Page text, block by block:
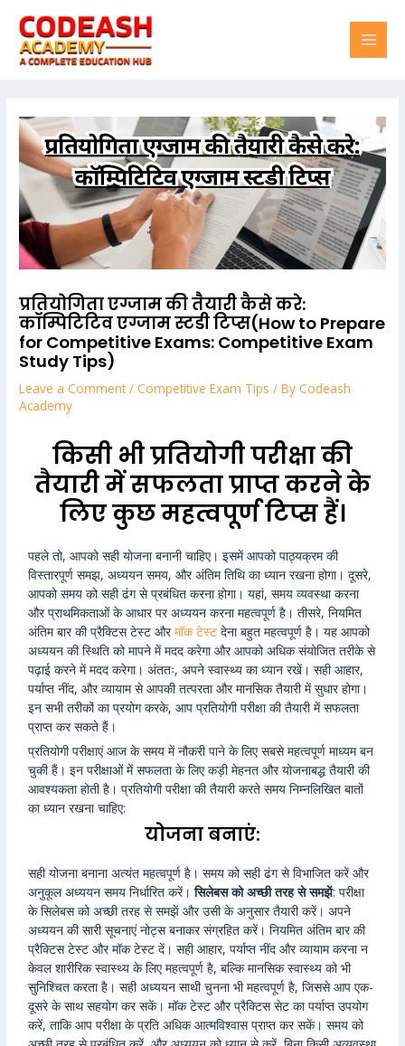
content
प्रतियोगिता एग्जाम की तैयारी कैसे करे:
कॉम्पिटिटिव एग्जाम स्टडी टिप्स(How to Prepare
for Competitive Exams: Competitive Exam
Study Tips)
Leave a Comment /Competitive Exam Tips / ByCodeash
Academy
किसी भी प्रतियोगी परीक्षा की
तैयारी में सफलता प्राप्त करने के
लिए कुछ महत्वपूर्ण टिप्स हैं।
पहले तो, आपको सही योजना बनानी चाहिए। इसमें आपको पाठ्यक्रम की
विस्तारपूर्ण समझ, अध्ययन समय, और अंतिम तिथि का ध्यान रखना होगा। दूसरे,
आपको समय को सही ढंग से प्रबंधित करना होगा। यहां, समय व्यवस्था करना
और प्राथमिकताओं के आधार पर अध्ययन करना महत्वपूर्ण है। तीसरे, नियमित
अंतिम बार की प्रैक्टिस टेस्ट औरमॉक टेस्ट देना बहुत महत्वपूर्ण है। यह आपको
अध्ययन की स्थिति को मापने में मदद करेगा और आपको अधिक संयोजित तरीके से
पढ़ाई करने में मदद करेगा। अंततः, अपने स्वास्थ्य का ध्यान रखें। सही आहार,
पर्याप्त नींद, और व्यायाम से आपकी तत्परता और मानसिक तैयारी में सुधार होगा।
इन सभी तरीकों का प्रयोग करके, आप प्रतियोगी परीक्षा की तैयारी में सफलता
प्राप्त कर सकते हैं।
प्रतियोगी परीक्षाएं आज के समय में नौकरी पाने के लिए सबसे महत्वपूर्ण माध्यम बन
चुकी हैं। इन परीक्षाओं में सफलता के लिए कड़ी मेहनत और योजनाबद्ध तैयारी की
आवश्यकता होती है। प्रतियोगी परीक्षा की तैयारी करते समय निम्नलिखित बातों
का ध्यान रखना चाहिए:
योजना बनाएं:
सही योजना बनाना अत्यंत महत्वपूर्ण है। समय को सही ढंग से विभाजित करें और
अनुकूल अध्ययन समय निर्धारित करें।सिलेबस को अच्छी तरह से समझें: परीक्षा
के सिलेबस को अच्छी तरह से समझें और उसी के अनुसार तैयारी करें। अपने
अध्ययन की सारी सूचनाएं नोट्स बनाकर संग्रहित करें। नियमित अंतिम बार की
प्रैक्टिस टेस्ट और मॉक टेस्ट दें। सही आहार, पर्याप्त नींद और व्यायाम करना न
केवल शारीरिक स्वास्थ्य के लिए महत्वपूर्ण है, बल्कि मानसिक स्वास्थ्य को भी
सुनिश्चित करता है। सही अध्ययन साथी चुनना भी महत्वपूर्ण है, जिससे आप एक-
दूसरे के साथ सहयोग कर सकें। मॉक टेस्ट और प्रैक्टिस सेट का पर्याप्त उपयोग
करें, ताकि आप परीक्षा के प्रति अधिक आत्मविश्वास प्राप्त कर सकें। समय को
navigation